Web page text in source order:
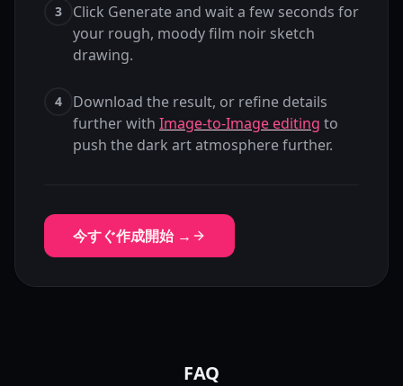
3
Click Generate and wait a few seconds for
your rough, moody film noir sketch
drawing.
4
Download the result, or refine details
further with Image-to-Image editing to
push the dark art atmosphere further.
今すぐ作成開始 →
FAQ